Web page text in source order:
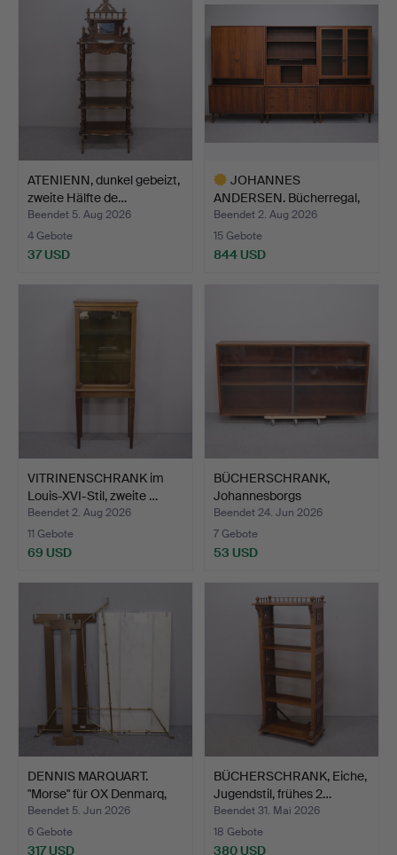
ATENIENN, dunkel gebeizt,
zweite Hälfte de…
Beendet 5. Aug 2026
4 Gebote
37 USD
JOHANNES
ANDERSEN. Bücherregal,
"Skåpbokhy…
Beendet 2. Aug 2026
15 Gebote
844 USD
VITRINENSCHRANK im
Louis-XVI-Stil, zweite …
Beendet 2. Aug 2026
11 Gebote
69 USD
BÜCHERSCHRANK,
Johannesborgs
Möbelfabriks …
Beendet 24. Jun 2026
7 Gebote
53 USD
DENNIS MARQUART.
"Morse" für OX Denmarq,
W…
Beendet 5. Jun 2026
6 Gebote
317 USD
BÜCHERSCHRANK, Eiche,
Jugendstil, frühes 2…
Beendet 31. Mai 2026
18 Gebote
380 USD